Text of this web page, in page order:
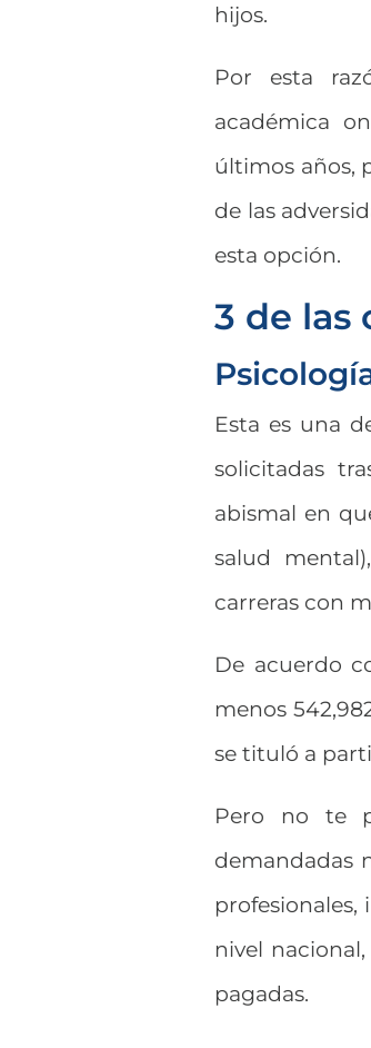
hijos.
Por esta
académica
últimos años,
de las
esta opción.
3 de las
Esta es una
solicitadas
abismal en
salud
carreras con
De acuerdo
menos
se tituló a
Pero no te
demandadas
nivel
pagadas.